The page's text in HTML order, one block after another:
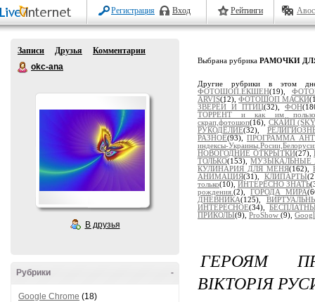
Регистрация Вход Рейтинги
Записи Друзья
Комментарии
okc-ana
В друзья
-
Рубрики
Google Chrome (18)
Выбрана рубрика РАМОЧКИ
Другие рубрики в этом
ФОТОШОП.ЕКШЕН(19),
ARVIS(12), ФОТОШОП МАСКИ
ЗВЕРЕЙ И ПТИЦ(32), ФОН
ТОРРЕНТ и как им
скрап,фотошоп(16), СКАЙП
РУКОДЕЛИЕ(32),
РАЗНОЕ(93), ПРОГРАММА
индексы-
НОВОГОДНИЕ ОТКРЫТКИ(27),
ТОЛЬКО(153),МУЗЫКАЛЬНЫЕ
КУЛИНАРИЯ ДЛЯ МЕНЯ(162),
АНИМАЦИЯ(31), КЛИПАРТЫ
только(10),ИНТЕРЕСНО ЗНАТЬ
рождения. (2),ГОРОДА МИРА
ДНЕВНИКА(125),
ИНТЕРЕСНОЕ(34),
ПРИКОЛЫ(9), ProShow (9),
ГЕРОЯМ
ВІКТОРІЯ